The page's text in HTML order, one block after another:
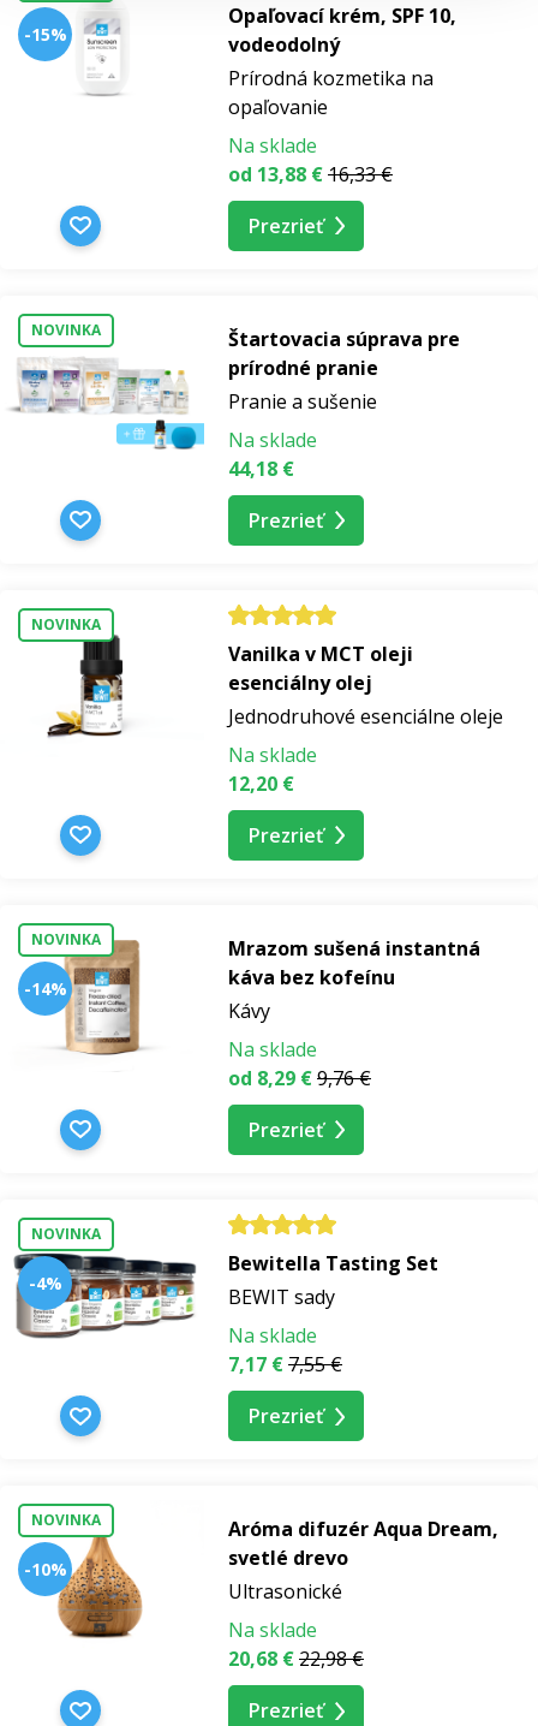
-15%
Opaľovací krém, SPF 10,
vodeodolný
Prírodná kozmetika na
opaľovanie
Na sklade
od 13,88 €16,33 €
Prezrieť
NOVINKA
Štartovacia súprava pre
prírodné pranie
Pranie a sušenie
Na sklade
44,18 €
Prezrieť
NOVINKA
Vanilka v MCT oleji
esenciálny olej
Jednodruhové esenciálne oleje
Na sklade
12,20 €
Prezrieť
NOVINKA
-14%
Mrazom sušená instantná
káva bez kofeínu
Kávy
Na sklade
od 8,29 €9,76 €
Prezrieť
NOVINKA
-4%
Bewitella Tasting Set
BEWIT sady
Na sklade
7,17 €7,55 €
Prezrieť
NOVINKA
-10%
Aróma difuzér Aqua Dream,
svetlé drevo
Ultrasonické
Na sklade
20,68 €22,98 €
Prezrieť